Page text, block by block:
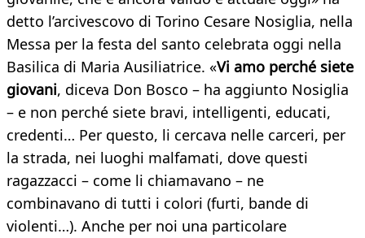
detto l’arcivescovo di Torino Cesare Nosiglia, nella
Messa per la festa del santo celebrata oggi nella
Basilica di Maria Ausiliatrice. «Vi amo perché siete
giovani, diceva Don Bosco – ha aggiunto Nosiglia
– e non perché siete bravi, intelligenti, educati,
credenti… Per questo, li cercava nelle carceri, per
la strada, nei luoghi malfamati, dove questi
ragazzacci – come li chiamavano – ne
combinavano di tutti i colori (furti, bande di
violenti…). Anche per noi una particolare